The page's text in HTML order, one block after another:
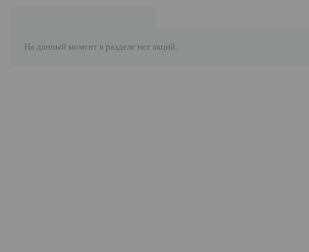
На данный момент в разделе нет акций.